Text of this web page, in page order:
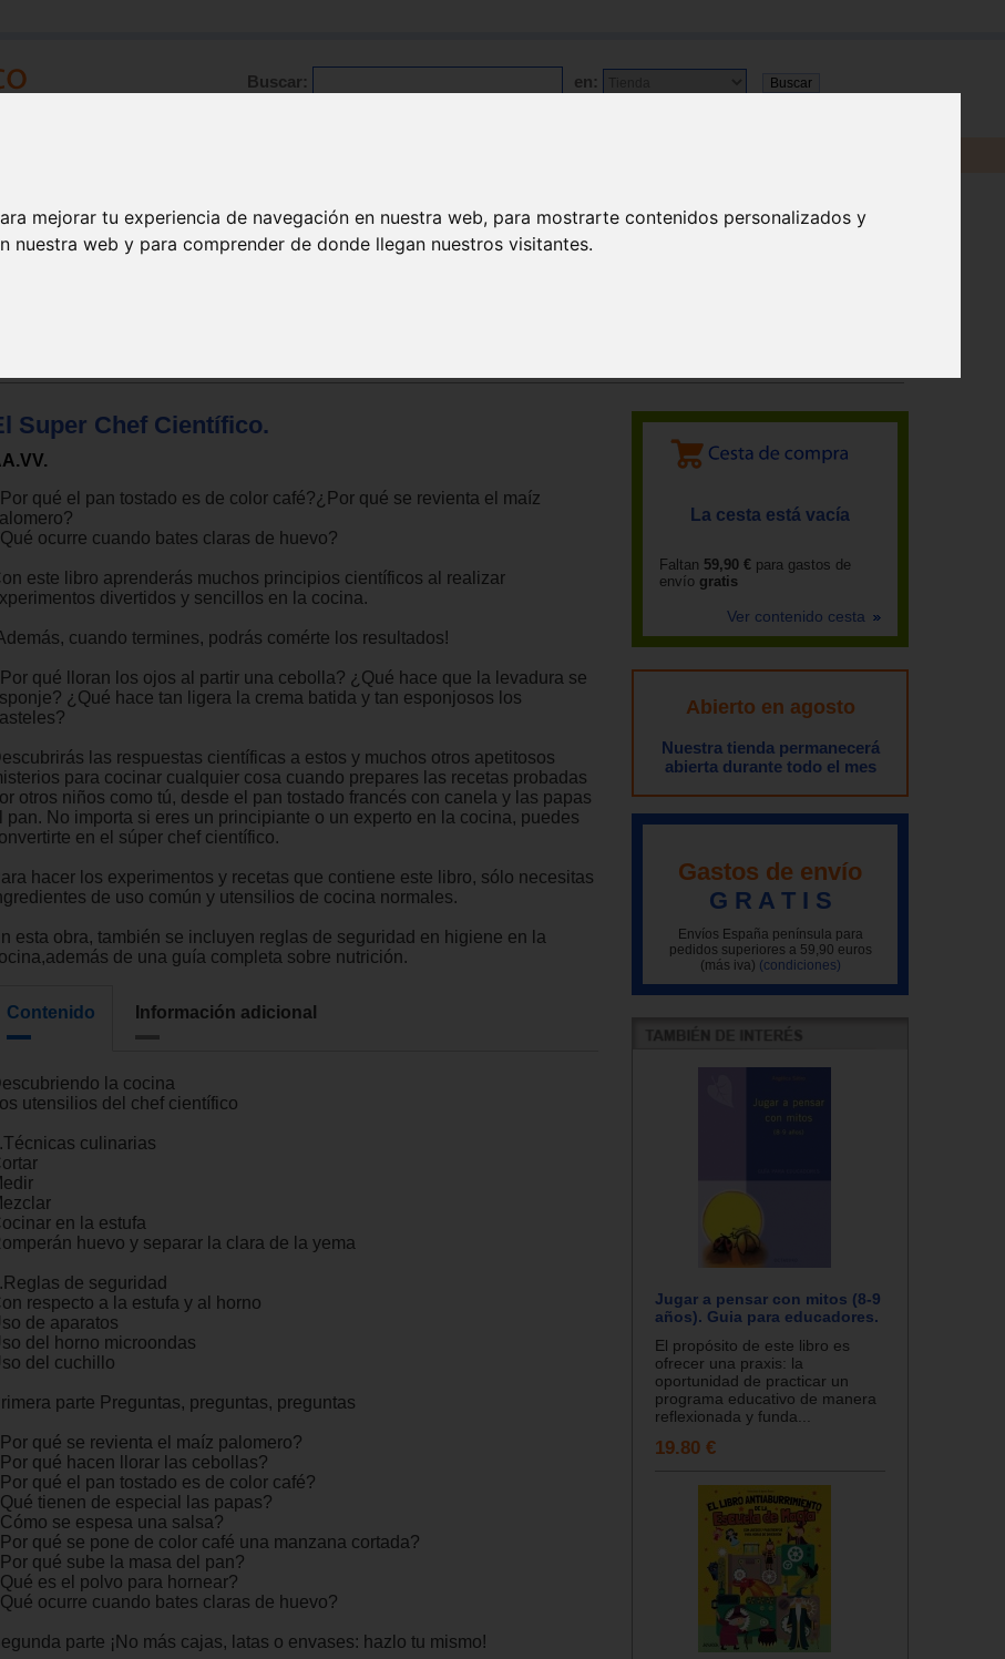
mejorar tu experiencia de navegación en nuestra web, para mostrarte contenidos personalizados y
nuestra web y para comprender de donde llegan nuestros visitantes.
Buscar: en:
Super Chef Científico.
qué el pan tostado es de color café?¿Por qué se revienta el maíz
ocurre cuando bates claras de huevo?
este libro aprenderás muchos principios científicos al realizar
divertidos y sencillos en la cocina.
cuando termines, podrás comérte los resultados!
qué lloran los ojos al partir una cebolla? ¿Qué hace que la levadura se
¿Qué hace tan ligera la crema batida y tan esponjosos los
las respuestas científicas a estos y muchos otros apetitosos
para cocinar cualquier cosa cuando prepares las recetas probadas
otros niños como tú, desde el pan tostado francés con canela y las papas
pan. No importa si eres un principiante o un experto en la cocina, puedes
en el súper chef científico.
hacer los experimentos y recetas que contiene este libro, sólo necesitas
de uso común y utensilios de cocina normales.
esta obra, también se incluyen reglas de seguridad en higiene en la
de una guía completa sobre nutrición.
Contenido Información adicional
la cocina
utensilios del chef científico
culinarias
en la estufa
huevo y separar la clara de la yema
de seguridad
respecto a la estufa y al horno
de aparatos
del horno microondas
del cuchillo
parte Preguntas, preguntas, preguntas
qué se revienta el maíz palomero?
qué hacen llorar las cebollas?
qué el pan tostado es de color café?
tienen de especial las papas?
se espesa una salsa?
qué se pone de color café una manzana cortada?
qué sube la masa del pan?
es el polvo para hornear?
ocurre cuando bates claras de huevo?
parte ¡No más cajas, latas o envases: hazlo tu mismo!
La cesta está vacía
Faltan 59,90 € para gastos de
envío gratis
Ver contenido cesta
Abierto en agosto
Nuestra tienda permanecerá
abierta durante todo el mes
Gastos de envío
G R A T I S
Envíos España península para
pedidos superiores a 59,90 euros
(más iva) (condiciones)
Jugar a pensar con mitos (8-9
años). Guia para educadores.
El propósito de este libro es
ofrecer una praxis: la
oportunidad de practicar un
programa educativo de manera
reflexionada y funda...
19.80 €